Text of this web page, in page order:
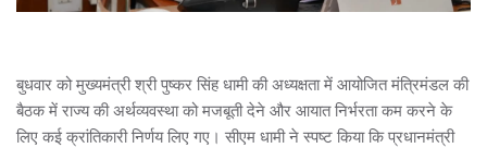
बुधवार को मुख्यमंत्री श्री पुष्कर सिंह धामी की अध्यक्षता में आयोजित मंत्रिमंडल की
बैठक में राज्य की अर्थव्यवस्था को मजबूती देने और आयात निर्भरता कम करने के
लिए कई क्रांतिकारी निर्णय लिए गए। सीएम धामी ने स्पष्ट किया कि प्रधानमंत्री